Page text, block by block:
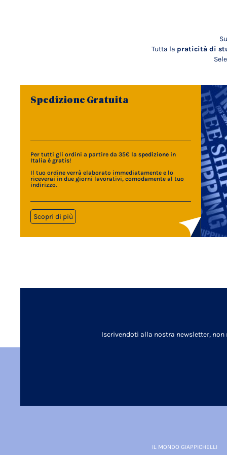
Tutta la praticità di
Spedizione Gratuita
Per tutti gli ordini a partire da 35€ la spedizione in
Italia è gratis!
Il tuo ordine verrà elaborato immediatamente e lo
riceverai in due giorni lavorativi, comodamente al tuo
indirizzo.
Scopri di più
Iscrivendoti alla nostra newsletter,
IL MONDO GIAPPICHELLI